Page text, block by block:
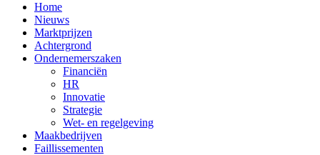
Home
Nieuws
Marktprijzen
Achtergrond
Ondernemerszaken
Financiën
HR
Innovatie
Strategie
Wet- en regelgeving
Maakbedrijven
Faillissementen